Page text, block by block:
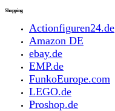
Shopping
Actionfiguren24.de
Amazon DE
ebay.de
EMP.de
FunkoEurope.com
LEGO.de
Proshop.de